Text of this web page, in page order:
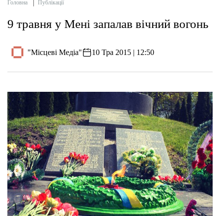
Головна Публікації
9 травня у Мені запалав вічний вогонь
"Місцеві Медіа" 10 Тра 2015 | 12:50